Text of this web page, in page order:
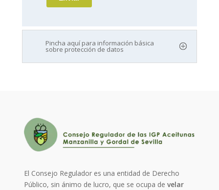
Pincha aquí para información básica
sobre protección de datos
El Consejo Regulador es una entidad de Derecho
Público, sin ánimo de lucro, que se ocupa develar